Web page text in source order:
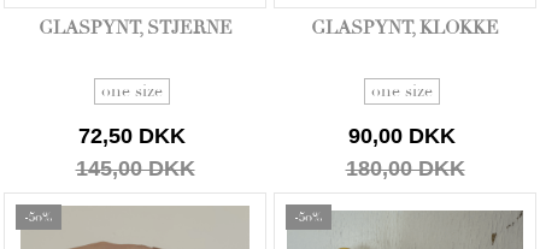
GLASPYNT, STJERNE
one size
72,50 DKK
145,00 DKK
GLASPYNT, KLOKKE
one size
90,00 DKK
180,00 DKK
-50% -50%